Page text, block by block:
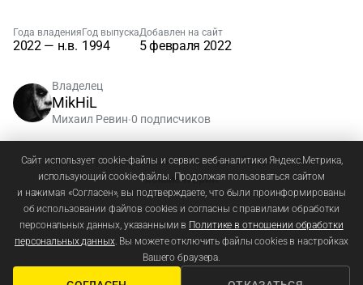
Года владения
2022 — н.в.
Год выпуска
1994
Добавлен на сайт
5 февраля 2022
Владелец
MikHiL
Михаил Ревин•0 подписчиков
Зарегистрируйтесьиливойдите, чтобы добавлять
комментарии
Сайт использует cookie-файлы и сервис веб-аналитики Яндекс.Метрика,
использующий cookie-файлы. Продолжая пользоваться сайтом
и нажимая «Согласен», вы подтверждаете, что были проинформированы
об использовании файлов cookies и согласны с правилами обработки
персональных данных, указанными в Политике в отношении обработки
персональных данных. Вы можете отключить файлы cookies в настройках
Вашего браузера.